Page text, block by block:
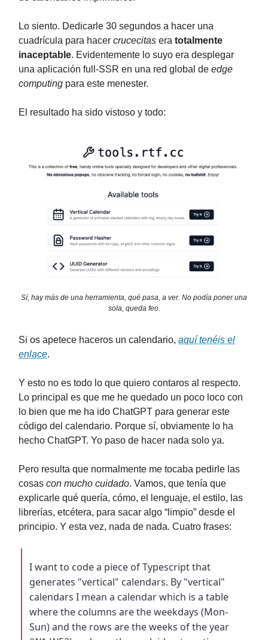
Lo siento. Dedicarle 30 segundos a hacer una
cuadrícula para hacer crucecitas era totalmente
inaceptable. Evidentemente lo suyo era desplegar
una aplicación full-SSR en una red global de edge
computing para este menester.
El resultado ha sido vistoso y todo:
Sí, hay más de una herramienta, qué pasa, a ver. No podía poner una
sola, queda feo.
Si os apetece haceros un calendario, aquí tenéis el
enlace.
Y esto no es todo lo que quiero contaros al respecto.
Lo principal es que me he quedado un poco loco con
lo bien que me ha ido ChatGPT para generar este
código del calendario. Porque sí, obviamente lo ha
hecho ChatGPT. Yo paso de hacer nada solo ya.
Pero resulta que normalmente me tocaba pedirle las
cosas con mucho cuidado. Vamos, que tenía que
explicarle qué quería, cómo, el lenguaje, el estilo, las
librerías, etcétera, para sacar algo “limpio” desde el
principio. Y esta vez, nada de nada. Cuatro frases:
I want to code a piece of Typescript that
generates "vertical" calendars. By "vertical"
calendars I mean a calendar which is a table
where the columns are the weekdays (Mon-
Sun) and the rows are the weeks of the year